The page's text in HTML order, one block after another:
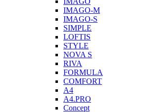
IMAGO-M
IMAGO-S
SIMPLE
LOFTIS
STYLE
NOVA S
RIVA
FORMULA
COMFORT
A4
A4.PRO
Concept